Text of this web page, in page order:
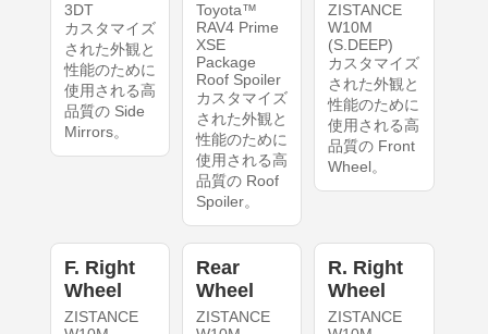
3DT
カスタマイズ
された外観と
性能のために
使用される高
品質の Side
Mirrors。
Toyota™
RAV4 Prime
XSE
Package
Roof Spoiler
カスタマイズ
された外観と
性能のために
使用される高
品質の Roof
Spoiler。
ZISTANCE
W10M
(S.DEEP)
カスタマイズ
された外観と
性能のために
使用される高
品質の Front
Wheel。
F. Right
Wheel
ZISTANCE
Rear
Wheel
ZISTANCE
R. Right
Wheel
ZISTANCE